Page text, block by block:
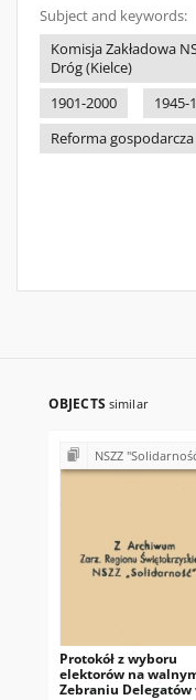
Subject and keywords:
Komisja Zakładowa
Dróg (Kielce)
1901-2000
1945-
Reforma gospodarcza
OBJECTS similar
NSZZ "Solidarność" w Rejonie Budowy Dróg w Kielcach (Komisje Oddziałowe, wybory, sprawy
Protokół z wyboru
elektorów na
Zebraniu Delegatów